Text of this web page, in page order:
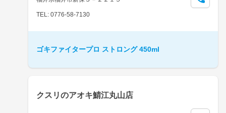
TEL: 0776-58-7130
ゴキファイタープロ ストロング 450ml
クスリのアオキ鯖江丸山店